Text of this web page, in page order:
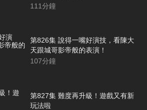
111分鐘
第826集 說得一嘴好演技，看陳大
天跟城哥影帝般的表演！
107分鐘
第827集 難度再升級！遊戲又有新
玩法啦